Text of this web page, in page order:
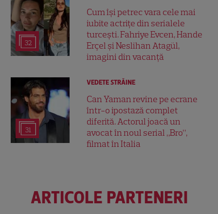
32
Cum își petrec vara cele mai
iubite actrițe din serialele
turcești. Fahriye Evcen, Hande
Erçel și Neslihan Atagül,
imagini din vacanță
31
VEDETE STRĂINE
Can Yaman revine pe ecrane
într-o ipostază complet
diferită. Actorul joacă un
avocat în noul serial „Bro”,
filmat în Italia
ARTICOLE PARTENERI